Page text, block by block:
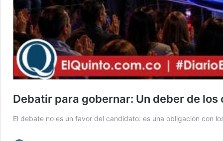
Debatir para gobernar: Un deber de los
El debate no es un favor del candidato: es una obligación con